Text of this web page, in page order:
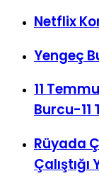
Netflix
Yengeç
11
Burcu-11
Rüyada